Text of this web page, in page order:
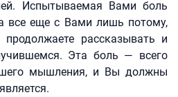
Испытываемая Вами боль
все еще с Вами лишь потому,
рассказывать и
Эта боль — всего
мышления, и Вы должны